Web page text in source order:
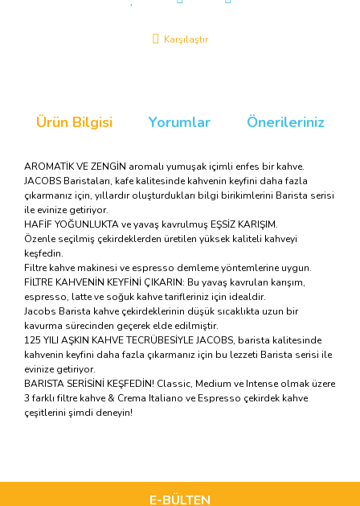
Karşılaştır
Ürün Bilgisi Yorumlar Önerileriniz
AROMATİK VE ZENGİN aromalı yumuşak içimli enfes bir kahve.
JACOBS Baristaları, kafe kalitesinde kahvenin keyfini daha fazla
çıkarmanız için, yıllardır oluşturdukları bilgi birikimlerini Barista serisi
ile evinize getiriyor.
HAFİF YOĞUNLUKTA ve yavaş kavrulmuş EŞSİZ KARIŞIM.
Özenle seçilmiş çekirdeklerden üretilen yüksek kaliteli kahveyi
keşfedin.
Filtre kahve makinesi ve espresso demleme yöntemlerine uygun.
FİLTRE KAHVENİN KEYFİNİ ÇIKARIN: Bu yavaş kavrulan karışım,
espresso, latte ve soğuk kahve tarifleriniz için idealdir.
Jacobs Barista kahve çekirdeklerinin düşük sıcaklıkta uzun bir
kavurma sürecinden geçerek elde edilmiştir.
125 YILI AŞKIN KAHVE TECRÜBESİYLE JACOBS, barista kalitesinde
kahvenin keyfini daha fazla çıkarmanız için bu lezzeti Barista serisi ile
evinize getiriyor.
BARISTA SERİSİNİ KEŞFEDİN! Classic, Medium ve Intense olmak üzere
3 farklı filtre kahve & Crema Italiano ve Espresso çekirdek kahve
çeşitlerini şimdi deneyin!
kullanarak tarafımıza iletebilirsiniz.
Görüş ve önerileriniz için teşekkür ederiz.
E-BÜLTEN